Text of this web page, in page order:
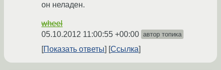
он неладен.
wheel
05.10.2012 11:00:55 +00:00 автор топика
Показать ответы Ссылка